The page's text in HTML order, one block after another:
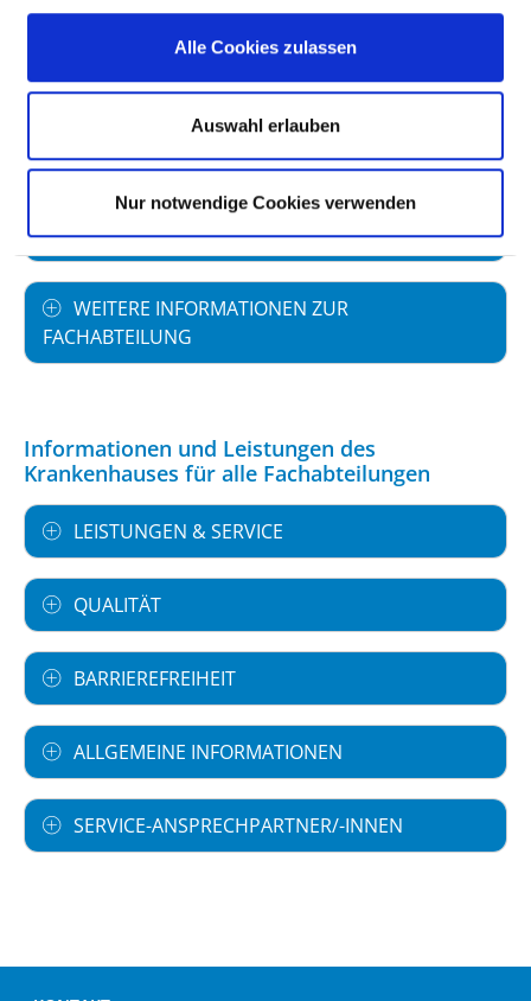
Alle Cookies zulassen
Auswahl erlauben
Nur notwendige Cookies verwenden
PERSONELLE AUSSTATTUNG
FACHEXPERTISE UND WEITERBILDUNG
MEDIZINISCHES LEISTUNGSANGEBOT MIT
FALLZAHLEN
WEITERE INFORMATIONEN ZUR
FACHABTEILUNG
Informationen und Leistungen des
Krankenhauses für alle Fachabteilungen
LEISTUNGEN & SERVICE
QUALITÄT
BARRIEREFREIHEIT
ALLGEMEINE INFORMATIONEN
SERVICE-ANSPRECHPARTNER/-INNEN